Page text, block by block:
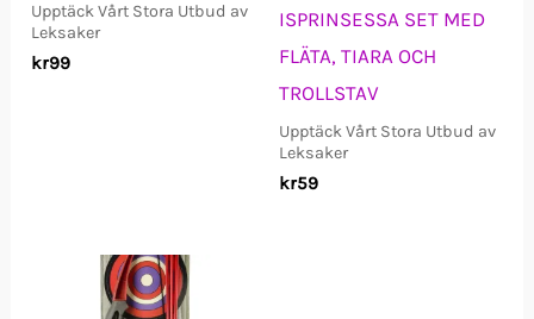
Upptäck Vårt Stora Utbud av
Leksaker
kr99
ISPRINSESSA SET MED
FLÄTA, TIARA OCH
TROLLSTAV
Upptäck Vårt Stora Utbud av
Leksaker
kr59